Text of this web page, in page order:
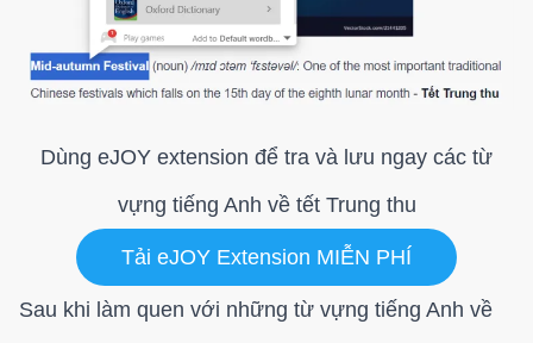
Dùng eJOY extension để tra và lưu ngay các từ
vựng tiếng Anh về tết Trung thu
Tải eJOY Extension MIỄN PHÍ
Sau khi làm quen với những từ vựng tiếng Anh về